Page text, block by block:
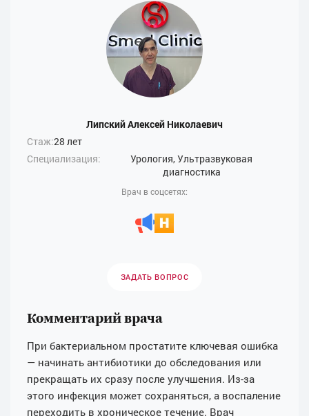
Липский Алексей Николаевич
Стаж:28 лет
Специализация:
Урология, Ультразвуковая
диагностика
Врач в соцсетях:
ЗАДАТЬ ВОПРОС
Комментарий врача
При бактериальном простатите ключевая ошибка
— начинать антибиотики до обследования или
прекращать их сразу после улучшения. Из-за
этого инфекция может сохраняться, а воспаление
переходить в хроническое течение. Врач